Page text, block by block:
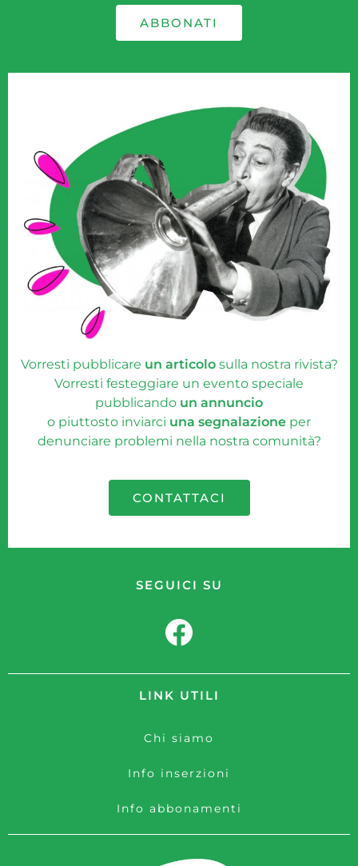
ABBONATI
Vorresti pubblicare un articolosulla nostra rivista?
Vorresti festeggiare un evento speciale
pubblicando un annuncio
o piuttosto inviarci una segnalazione per
denunciare problemi nella nostra comunità?
CONTATTACI
LINK UTILI
Chi siamo
Info inserzioni
Info abbonamenti
SEGUICI SU